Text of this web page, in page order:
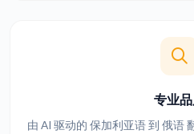
专业
由 AI 驱动的 保加利亚语 到 俄语